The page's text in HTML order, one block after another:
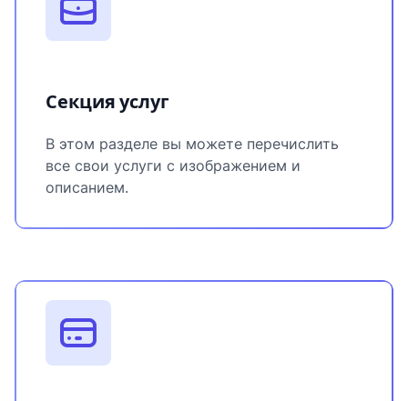
Секция услуг
В этом разделе вы можете перечислить
все свои услуги с изображением и
описанием.